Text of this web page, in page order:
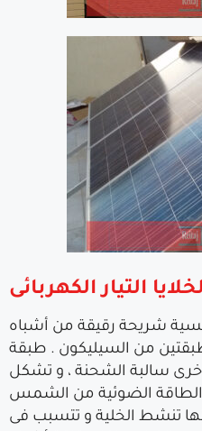
شريحة رقيقة من أشباه
من السيليكون . طبقة
سالبة الشحنة ، و تشكل
الطاقة الضوئية من الشمس
تنشط الخلية و تتسبب فى